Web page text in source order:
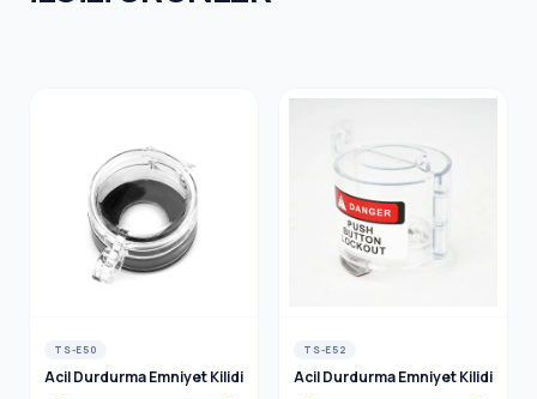
TS-E50
Acil Durdurma Emniyet Kilidi
TS-E52
Acil Durdurma Emniyet Kilidi